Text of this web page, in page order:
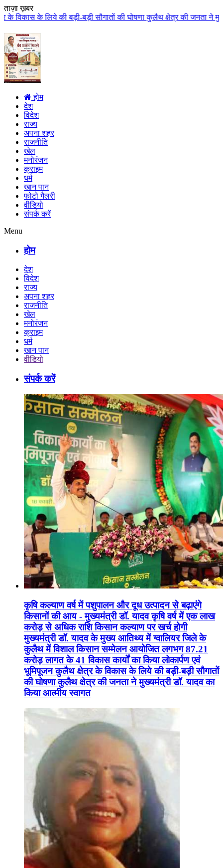
ताज़ा ख़बर
सौगातों की घोषणा कुलैथ क्षेत्र की जनता ने मुख्यमंत्री डॉ. यादव का
होम
देश
विदेश
राज्य
अपना शहर
राजनीति
खेल
मनोरंजन
क्राइम
धर्म
खान पान
फोटो गैलरी
वीडियो
संपर्क करें
Menu
होम
देश
विदेश
राज्य
अपना शहर
राजनीति
खेल
मनोरंजन
क्राइम
धर्म
खान पान
वीडियो
संपर्क करें
कृषि कल्याण वर्ष में पशुपालन और दूध उत्पादन से बढ़ाएंगे
किसानों की आय - मुख्यमंत्री डॉ. यादव कृषि वर्ष में एक लाख
करोड़ से अधिक राशि किसान कल्याण पर खर्च होगी
मुख्यमंत्री डॉ. यादव के मुख्य आतिथ्य में ग्वालियर जिले के
कुलैथ में विशाल किसान सम्मेलन आयोजित लगभग 87.21
करोड़ लागत के 41 विकास कार्यों का किया लोकार्पण एवं
भूमिपूजन कुलैथ क्षेत्र के विकास के लिये की बड़ी-बड़ी सौगातों
की घोषणा कुलैथ क्षेत्र की जनता ने मुख्यमंत्री डॉ. यादव का
किया आत्मीय स्वागत